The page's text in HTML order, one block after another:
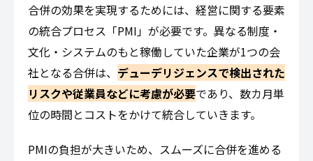
合併の効果を実現するためには、経営に関する要素
の統合プロセス「PMI」が必要です。異なる制度・
文化・システムのもと稼働していた企業が1つの会
社となる合併は、 デューデリジェンスで検出された
リスクや従業員などに考慮が必要であり、数カ月単
位の時間とコストをかけて統合していきます。
PMIの負担が大きいため、スムーズに合併を進める